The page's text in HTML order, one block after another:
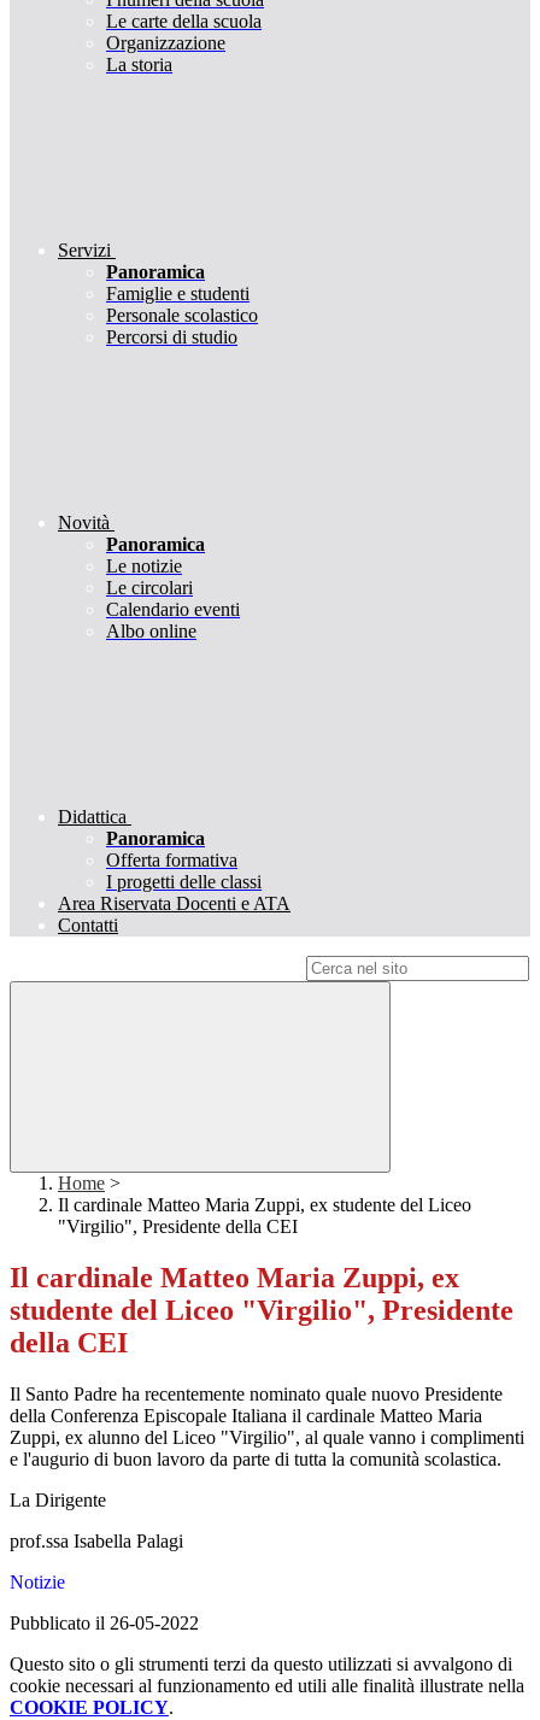
Le carte della scuola
Organizzazione
La storia
Servizi
Panoramica
Famiglie e studenti
Personale scolastico
Percorsi di studio
Novità
Panoramica
Le notizie
Le circolari
Calendario eventi
Albo online
Didattica
Panoramica
Offerta formativa
I progetti delle classi
Area Riservata Docenti e ATA
Contatti
Home >
Il cardinale Matteo Maria Zuppi, ex studente del Liceo
"Virgilio", Presidente della CEI
Il cardinale Matteo Maria Zuppi, ex
studente del Liceo "Virgilio", Presidente
della CEI
Il Santo Padre ha recentemente nominato quale nuovo Presidente
della Conferenza Episcopale Italiana il cardinale Matteo Maria
Zuppi, ex alunno del Liceo "Virgilio", al quale vanno i complimenti
e l'augurio di buon lavoro da parte di tutta la comunità scolastica.
La Dirigente
prof.ssa Isabella Palagi
Notizie
Pubblicato il 26-05-2022
Questo sito o gli strumenti terzi da questo utilizzati si avvalgono di
cookie necessari al funzionamento ed utili alle finalità illustrate nella
COOKIE POLICY.